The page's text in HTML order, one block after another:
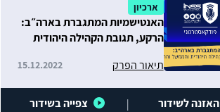
ארכיון
האנטישמיות המתגברת בארה״ב:
הרקע, תגובת הקהילה היהודית
תיאור הפרק
15.12.2022
האזנה לשידור | צפייה בשידור